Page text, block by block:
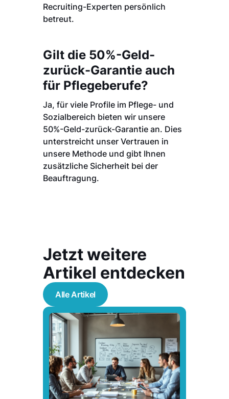
Recruiting-Experten persönlich
betreut.
Gilt die 50%-Geld-
zurück-Garantie auch
für Pflegeberufe?
Ja, für viele Profile im Pflege- und
Sozialbereich bieten wir unsere
50%-Geld-zurück-Garantie an. Dies
unterstreicht unser Vertrauen in
unsere Methode und gibt Ihnen
zusätzliche Sicherheit bei der
Beauftragung.
Jetzt weitere
Artikel entdecken
Alle Artikel